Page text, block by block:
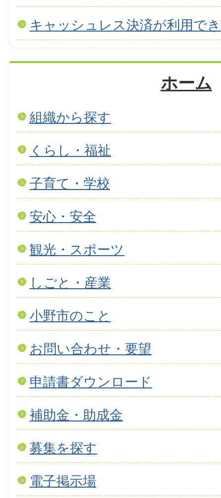
キャッシュレス決済が利用で
ホーム
組織から探す
くらし・福祉
子育て・学校
安心・安全
観光・スポーツ
しごと・産業
小野市のこと
お問い合わせ・要望
申請書ダウンロード
補助金・助成金
募集を探す
電子掲示場